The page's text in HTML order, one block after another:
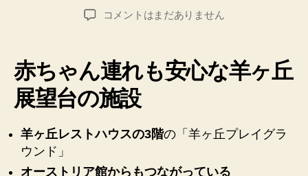
稿
日
【期
定】
さ
っ
ぽ
羊
丘
コメントはまだありません
赤ちゃん連れも安心な羊ヶ丘
展望台の施設
羊ヶ丘レストハウスの3階の「羊ヶ丘プレイグラ
ウンド」
オーストリア館からもつながっている